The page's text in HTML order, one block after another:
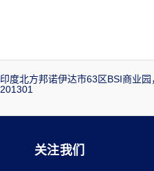
印度北方邦诺伊达市63区BSI商业园
201301
关注我们